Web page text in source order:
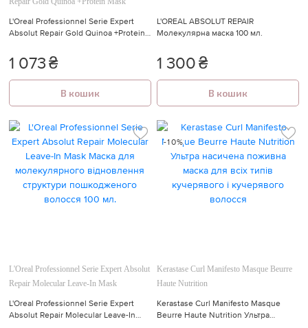
L'Oreal Professionnel Serie Expert
Absolut Repair Gold Quinoa +Protein
відновлення пошкодженого
волосся
1 073₴
В кошик
L'OREAL ABSOLUT REPAIR
Молекулярна маска 100 мл.
1 300₴
В кошик
L'Oreal Professionnel Serie Expert Absolut
Repair Molecular Leave-In Mask
L'Oreal Professionnel Serie Expert
Absolut Repair Molecular Leave-In
-10%
Kerastase Curl Manifesto Masque Beurre
Haute Nutrition
Kerastase Curl Manifesto Masque
Beurre Haute Nutrition Ультра